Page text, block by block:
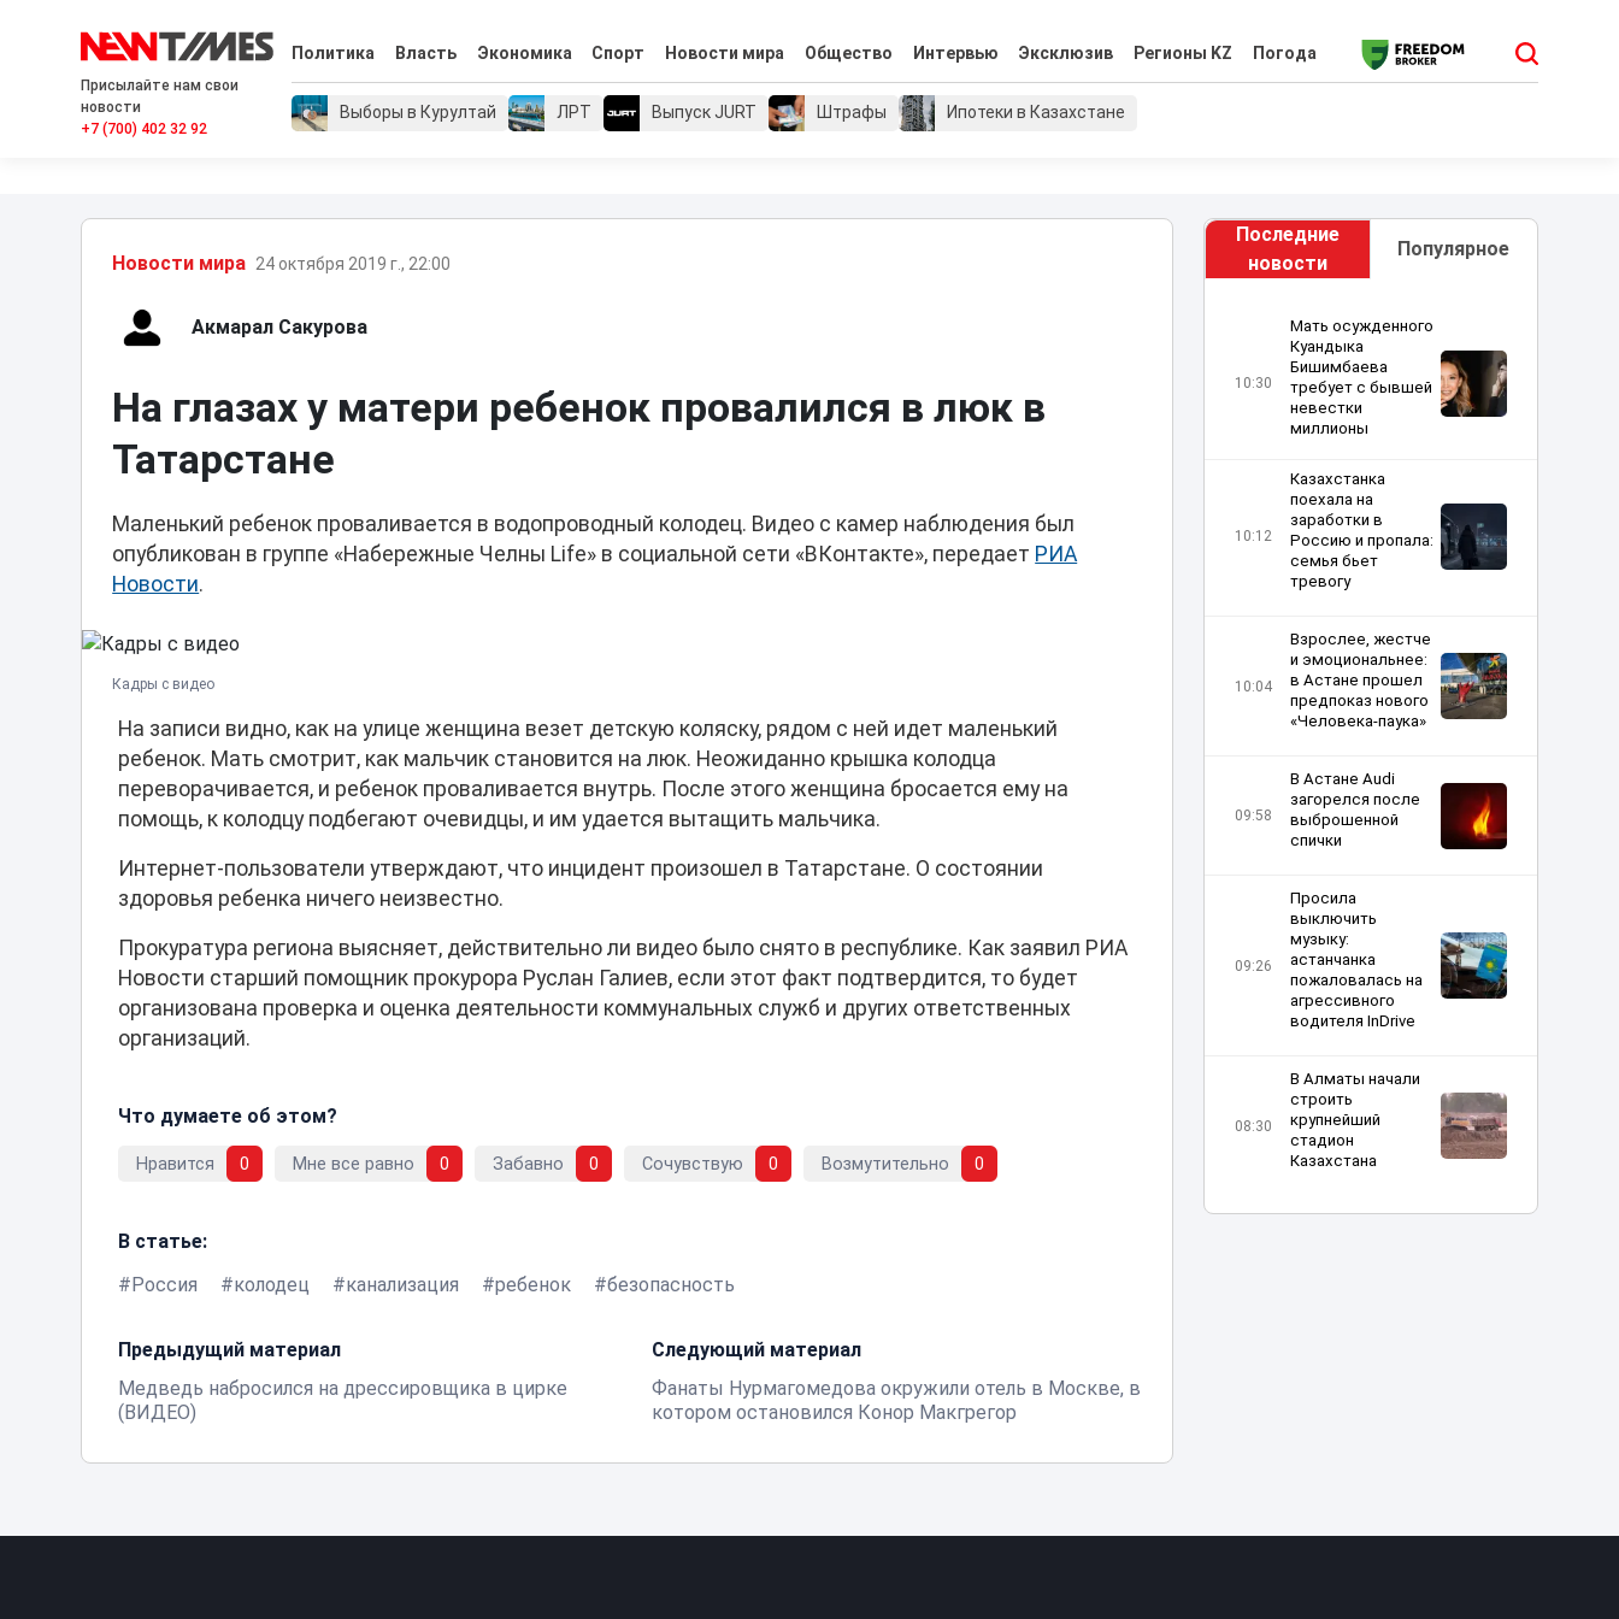
Присылайте нам свои
новости
+7 (700) 402 32 92
Политика Власть Экономика Спорт Новости мира Общество Интервью Эксклюзив Регионы KZ Погода
Выборы в Курултай ЛРТ Выпуск JURT Штрафы Ипотеки в Казахстане
Новости мира 24 октября 2019 г., 22:00
Акмарал Сакурова
На глазах у матери ребенок провалился в люк в
Татарстане
Маленький ребенок проваливается в водопроводный колодец. Видео с камер наблюдения был
опубликован в группе «Набережные Челны Life» в социальной сети «ВКонтакте», передает РИА
Новости.
Кадры с видео
На записи видно, как на улице женщина везет детскую коляску, рядом с ней идет маленький
ребенок. Мать смотрит, как мальчик становится на люк. Неожиданно крышка колодца
переворачивается, и ребенок проваливается внутрь. После этого женщина бросается ему на
помощь, к колодцу подбегают очевидцы, и им удается вытащить мальчика.
Интернет-пользователи утверждают, что инцидент произошел в Татарстане. О состоянии
здоровья ребенка ничего неизвестно.
Прокуратура региона выясняет, действительно ли видео было снято в республике. Как заявил РИА
Новости старший помощник прокурора Руслан Галиев, если этот факт подтвердится, то будет
организована проверка и оценка деятельности коммунальных служб и других ответственных
организаций.
Что думаете об этом?
Нравится 0 Мне все равно 0 Забавно 0 Сочувствую 0 Возмутительно 0
В статье:
Россия
колодец канализация ребенок безопасность
Предыдущий материал
Медведь набросился на дрессировщика в цирке
(ВИДЕО)
Следующий материал
Фанаты Нурмагомедова окружили отель в Москве, в
котором остановился Конор Макгрегор
Последние
новости
Популярное
10:30
Мать осужденного
Куандыка
Бишимбаева
требует с бывшей
невестки
миллионы
10:12
Казахстанка
поехала на
заработки в
Россию и пропала:
семья бьет
тревогу
10:04
Взрослее, жестче
и эмоциональнее:
в Астане прошел
предпоказ нового
«Человека-паука»
09:58
В Астане Audi
загорелся после
выброшенной
спички
09:26
Просила
выключить
музыку:
астанчанка
пожаловалась на
агрессивного
водителя InDrive
08:30
В Алматы начали
строить
крупнейший
стадион
Казахстана
«Эффектная езда»
победы в Торонто